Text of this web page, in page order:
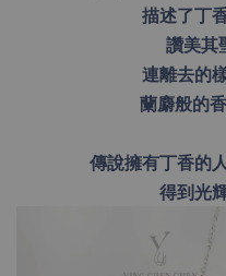
描述了丁
讚美其
連離去的
蘭麝般的
傳說擁有丁香的
得到光